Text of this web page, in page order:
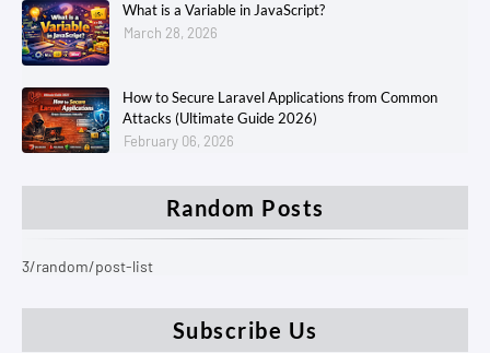
What is a Variable in JavaScript?
March 28, 2026
How to Secure Laravel Applications from Common
Attacks (Ultimate Guide 2026)
February 06, 2026
Random Posts
3/random/post-list
Subscribe Us